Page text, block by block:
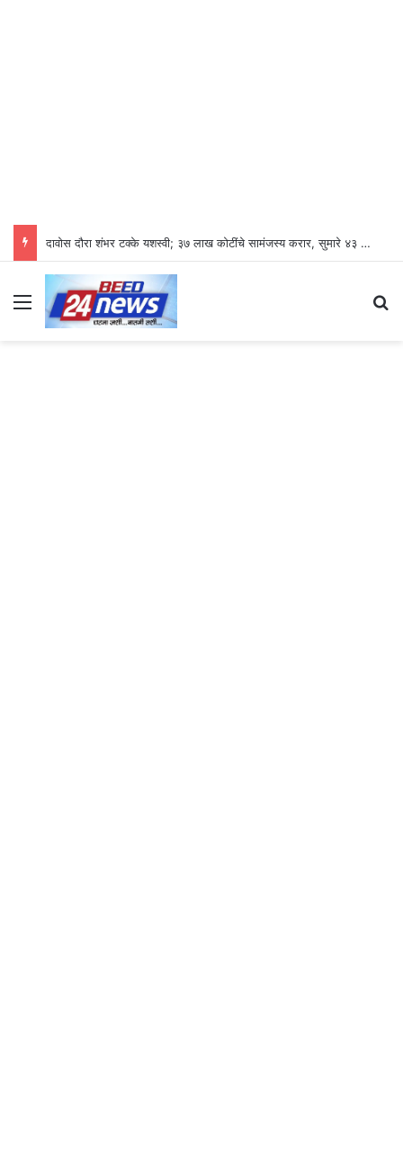
दावोस दौरा शंभर टक्के यशस्वी; ३७ लाख कोटींचे सामंजस्य करार, सुमारे ४३ लाख रोजगारनिर्मिती – उद्योगमंत्री डॉ. उदय सामंत
Menu